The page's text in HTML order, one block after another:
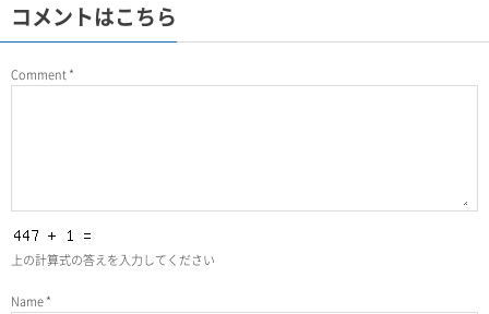
コメントはこちら
Comment*
上の計算式の答えを入力してください
Name*